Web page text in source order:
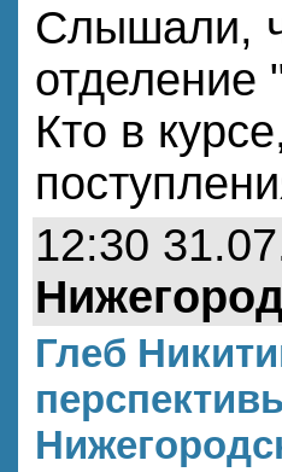
Слышали,
отделение
Кто в
12:30
Глеб